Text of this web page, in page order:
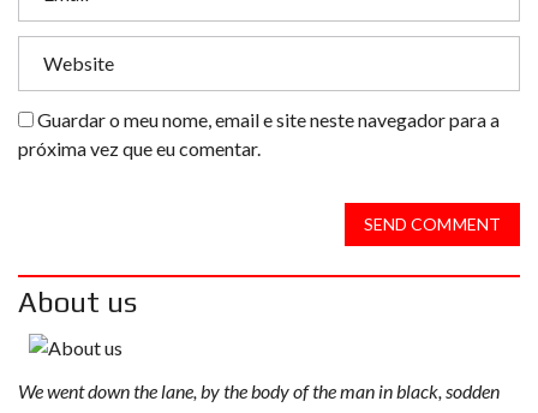
Guardar o meu nome, email e site neste navegador para a
próxima vez que eu comentar.
SEND COMMENT
About us
We went down the lane, by the body of the man in black, sodden